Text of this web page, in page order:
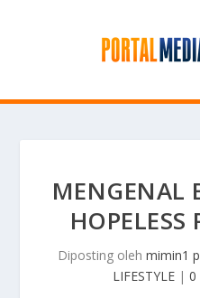
MENGENAL
Diposting oleh mimin1
LIFESTYLE | 0